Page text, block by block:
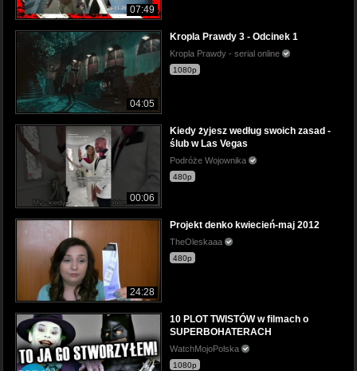
07:49
04:05
Kropla Prawdy 3 - Odcinek 1
Kropla Prawdy - serial online
1080p
00:06
Kiedy żyjesz według swoich zasad -
ślub w Las Vegas
Podróże Wojownika
480p
24:28
Projekt denko kwiecień-maj 2012
TheOleskaaa
480p
10 PLOT TWISTÓW w filmach o
SUPERBOHATERACH
WatchMojoPolska
1080p